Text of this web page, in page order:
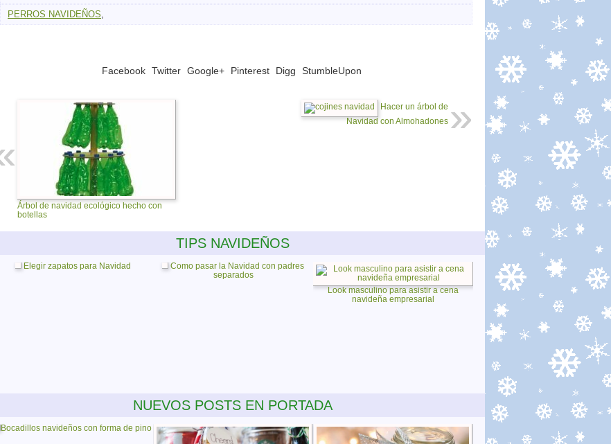
PERROS NAVIDEÑOS
Facebook Twitter Google+ Pinterest Digg StumbleUpon
Árbol de navidad ecológico hecho con
botellas
Hacer un árbol de
Navidad con Almohadones
TIPS NAVIDEÑOS
Elegir zapatos para Navidad
Como pasar la Navidad con padres
separados
Look masculino para asistir a cena
navideña empresarial
NUEVOS POSTS EN PORTADA
Bocadillos navideños con forma de pino